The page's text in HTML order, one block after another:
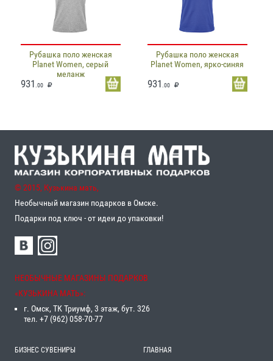
Рубашка поло женская
Planet Women, серый
меланж
931 .00
Рубашка поло женская
Planet Women, ярко-синяя
931 .00
© 2015, Кузькина мать,
Необычный магазин подарков в Омске.
Подарки под ключ - от идеи до упаковки!
НЕОБЫЧНЫЕ МАГАЗИНЫ ПОДАРКОВ
«‎КУЗЬКИНА МАТЬ»‎:
г. Омск, ТК Триумф, 3 этаж, бут. 326
тел. +7 (962) 058-70-77
БИЗНЕС СУВЕНИРЫ ГЛАВНАЯ